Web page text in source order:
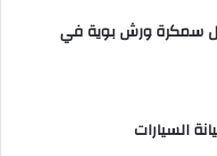
سمكرة ورش بوية في
السيارات